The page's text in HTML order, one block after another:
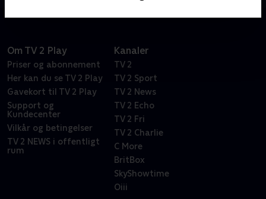
Om TV 2 Play
Priser og abonnement
Her kan du se TV 2 Play
Gavekort til TV 2 Play
Support og
Kundecenter
Vilkår og betingelser
TV 2 NEWS i offentligt
rum
Kanaler
TV 2
TV 2 Sport
TV 2 News
TV 2 Echo
TV 2 Fri
TV 2 Charlie
C More
BritBox
SkyShowtime
Oiii